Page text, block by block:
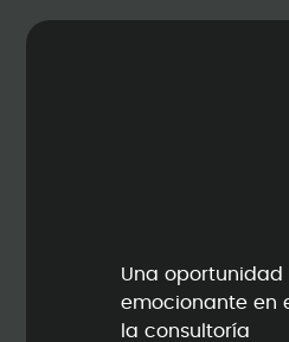
Una oportunidad
emocionante en
la consultoría